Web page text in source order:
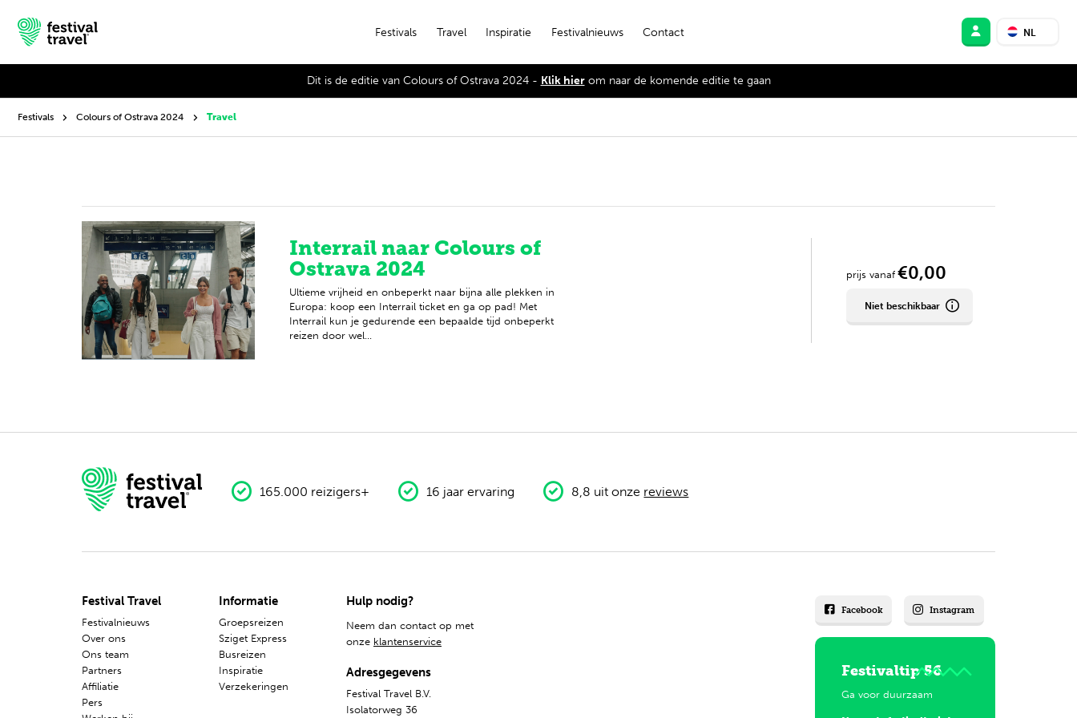
Festivals Travel Inspiratie Festivalnieuws Contact NL
Inspiratie
Festivalnieuws
Contact
Mijn account
Nederlands
Dit is de editie van Colours of Ostrava 2024 - Klik hierom naar de komende editie te gaan
Festivals Colours of Ostrava 2024 Travel
Interrail naar Colours of
Ostrava 2024
Ultieme vrijheid en onbeperkt naar bijna alle plekken in
Europa: koop een Interrail ticket en ga op pad! Met
Interrail kun je gedurende een bepaalde tijd onbeperkt
reizen door wel...
prijs vanaf €0,00
Niet beschikbaar
165.000 reizigers+ 16 jaar ervaring 8,8 uit onze reviews
Festival Travel
Festivalnieuws
Over ons
Ons team
Partners
Affiliatie
Pers
Informatie
Groepsreizen
Sziget Express
Busreizen
Inspiratie
Verzekeringen
Hulp nodig?
Neem dan contact op met
onze klantenservice
Adresgegevens
Festival Travel B.V.
Isolatorweg 36
Facebook Instagram
Festivaltip 56
Ga voor duurzaam